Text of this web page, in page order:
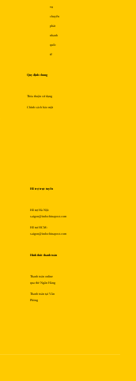
vụ
chuyển
phát
nhanh
quốc
tế
Quy định chung
Thỏa thuận sử dụng
Chính sách bảo mật
Hỗ trợ trực tuyến
Hỗ trợ Hà Nội:
saigon@indochinapost.com
Hỗ trợ HCM:
saigon@indochinapost.com
Hình thức thanh toán
Thanh toán online
qua thẻ Ngân Hàng
Thanh toán tại Văn
Phòng